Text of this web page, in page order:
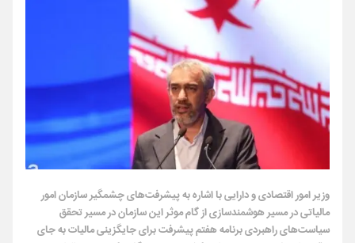
وزیر امور اقتصادی و دارایی با اشاره به پیشرفت‌های چشمگیر سازمان امور
مالیاتی در مسیر هوشمندسازی از گام موثر این سازمان در مسیر تحقق
سیاست‌های راهبردی برنامه هفتم پیشرفت برای جایگزینی مالیات به جای